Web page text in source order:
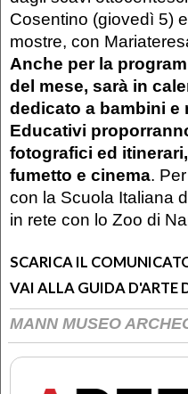
Cosentino (giovedì 5)
mostre, con
Anche per la
del mese, sarà in
dedicato a bambini e
Educativi
fotografici ed
fumetto e cinema.
con la Scuola Italiana
in rete con lo Zoo di
SCARICA IL
VAI ALLA GUIDA D'ARTE
MANN MUSEO